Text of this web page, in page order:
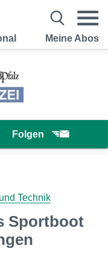
Meine Abos
Folgen
Technik
Sportboot